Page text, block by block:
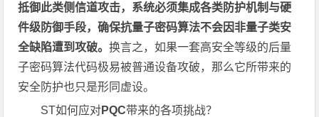
抵御此类侧信道攻击，系统必须集成各类防护机制与硬
件级防御手段，确保抗量子密码算法不会因非量子类安
全缺陷遭到攻破。换言之，如果一套高安全等级的后量
子密码算法代码极易被普通设备攻破，那么它所带来的
安全防护也只是形同虚设。
ST如何应对PQC带来的各项挑战？